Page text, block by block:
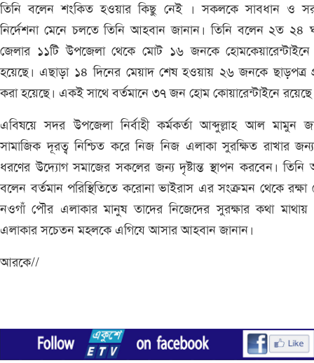
তিনি বলেন শংকিত হওয়ার কিছু নেই । সকলকে সাবধান ও
নির্দেশনা মেনে চলতে তিনি আহবান জানান। তিনি বলেন ২ত ২৪
জেলার ১১টি উপজেলা থেকে মোট ১৬ জনকে হোমকেয়ারেন্টাইনে
হয়েছে। এছাড়া ১৪ দিনের মেয়াদ শেষ হওয়ায় ২৬ জনকে ছাড়পত্র
করা হয়েছে। একই সাথে বর্তমানে ৩৭ জন হোম কোয়ারেন্টাইনে
এবিষয়ে সদর উপজেলা নির্বাহী কর্মকর্তা আব্দুল্লাহ আল মামুন
সামাজিক দূরত্ব নিশ্চিত করে নিজ নিজ এলাকা সুরক্ষিত রাখার
ধরণের উদ্যোগ সমাজের সকলের জন্য দৃষ্টান্ত স্থাপন করবেন।
বলেন বর্তমান পরিস্থিতিতে করোনা ভাইরাস এর সংক্রমন থেকে রক্ষা
নওগাঁ পৌর এলাকার মানুষ তাদের নিজেদের সুরক্ষার কথা মাথায়
এলাকার সচেতন মহলকে এগিযে আসার আহবান জানান।
আরকে//